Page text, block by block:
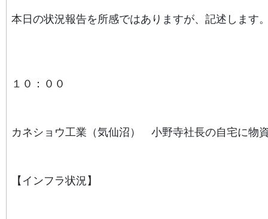
本日の状況報告を所感ではありますが、記述します
１０：００
カネショウ工業（気仙沼） 小野寺社長の自宅に物
【インフラ状況】